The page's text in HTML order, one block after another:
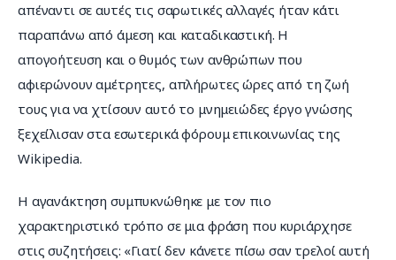
απέναντι σε αυτές τις σαρωτικές αλλαγές ήταν κάτι
παραπάνω από άμεση και καταδικαστική. Η
απογοήτευση και ο θυμός των ανθρώπων που
αφιερώνουν αμέτρητες, απλήρωτες ώρες από τη ζωή
τους για να χτίσουν αυτό το μνημειώδες έργο γνώσης
ξεχείλισαν στα εσωτερικά φόρουμ επικοινωνίας της
Wikipedia.
Η αγανάκτηση συμπυκνώθηκε με τον πιο
χαρακτηριστικό τρόπο σε μια φράση που κυριάρχησε
στις συζητήσεις: «Γιατί δεν κάνετε πίσω σαν τρελοί αυτή